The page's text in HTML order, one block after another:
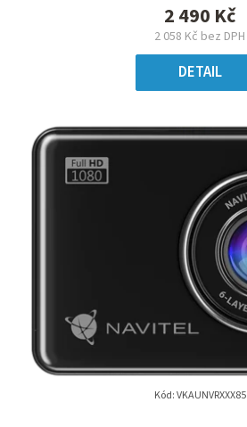
2 058 Kč bez DPH
2 490 Kč
DETAIL
Kód:VKAUNVRXXX85